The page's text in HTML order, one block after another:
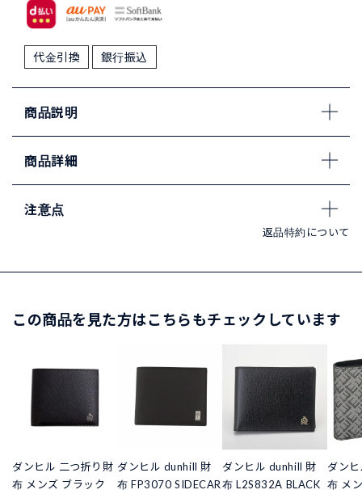
代金引換 銀行振込
商品説明
商品詳細
注意点
返品特約について
この商品を見た方はこちらもチェックしています
ダンヒル 二つ折り財
布 メンズ ブラック
ダンヒル dunhill 財
布 FP3070 SIDECAR
ダンヒル dunhill 財
布 L2S832A BLACK
ダン
布 メ